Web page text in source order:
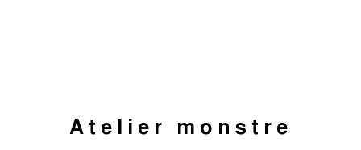
Atelier monstre